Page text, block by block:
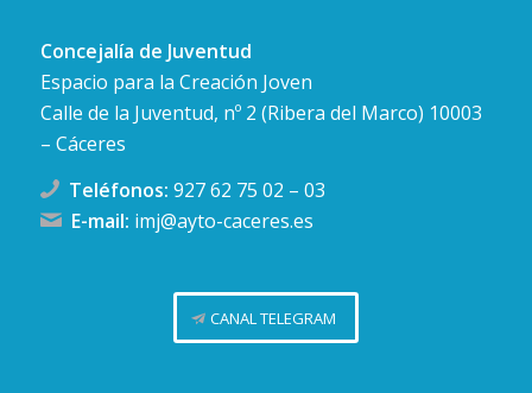
Concejalía de Juventud
Espacio para la Creación Joven
Calle de la Juventud, nº 2 (Ribera del Marco) 10003
– Cáceres
Teléfonos: 927 62 75 02 – 03
E-mail: imj@ayto-caceres.es
CANAL TELEGRAM